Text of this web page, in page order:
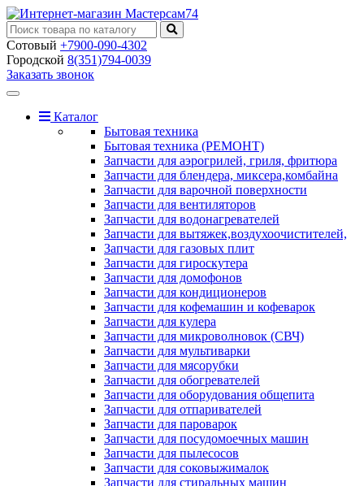
Сотовый +7900-090-4302
Городской 8(351)794-0039
Заказать звонок
Toggle
navigationКаталог
Бытовая техника
Бытовая техника (РЕМОНТ)
Запчасти для аэрогрилей, гриля, фритюра
Запчасти для блендера, миксера,комбайна
Запчасти для варочной поверхности
Запчасти для вентиляторов
Запчасти для водонагревателей
Запчасти для вытяжек,воздухоочистителей,
Запчасти для газовых плит
Запчасти для гироскутера
Запчасти для домофонов
Запчасти для кондиционеров
Запчасти для кофемашин и кофеварок
Запчасти для кулера
Запчасти для микроволновок (СВЧ)
Запчасти для мультиварки
Запчасти для мясорубки
Запчасти для обогревателей
Запчасти для оборудования общепита
Запчасти для отпаривателей
Запчасти для пароварок
Запчасти для посудомоечных машин
Запчасти для пылесосов
Запчасти для соковыжималок
Запчасти для стиральных машин